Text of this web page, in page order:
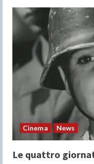
Cinema News
Le quattro